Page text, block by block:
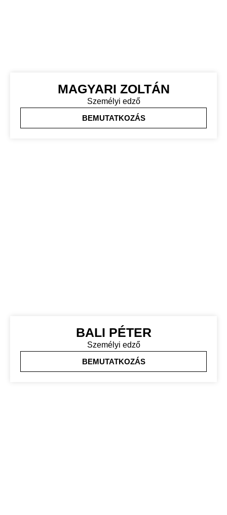
MAGYARI ZOLTÁN
Személyi edző
BEMUTATKOZÁS
BALI PÉTER
Személyi edző
BEMUTATKOZÁS